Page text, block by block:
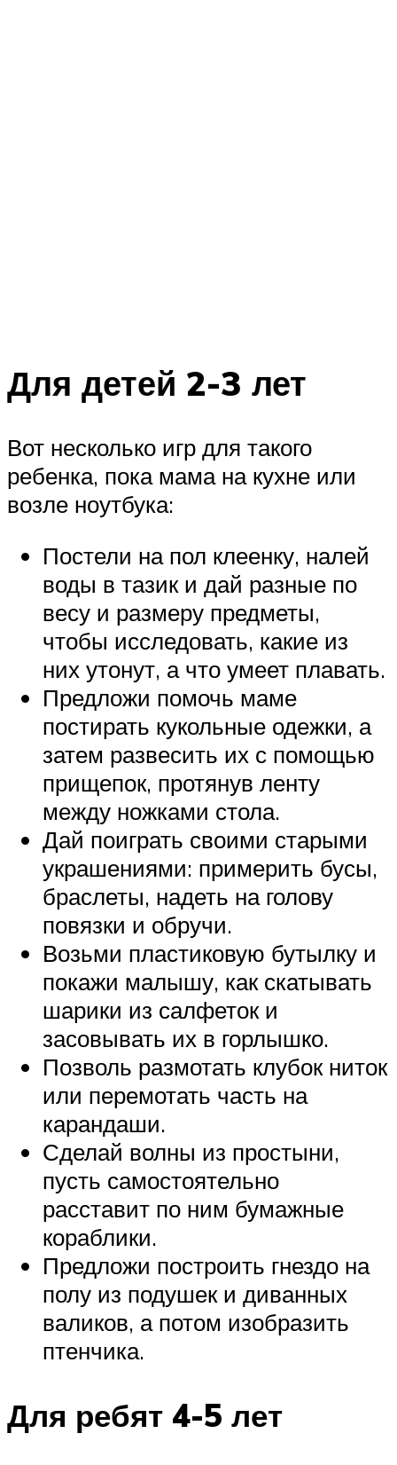
Для детей 2-3 лет
Вот несколько игр для такого
ребенка, пока мама на кухне или
возле ноутбука:
Постели на пол клеенку, налей
воды в тазик и дай разные по
весу и размеру предметы,
чтобы исследовать, какие из
них утонут, а что умеет плавать.
Предложи помочь маме
постирать кукольные одежки, а
затем развесить их с помощью
прищепок, протянув ленту
между ножками стола.
Дай поиграть своими старыми
украшениями: примерить бусы,
браслеты, надеть на голову
повязки и обручи.
Возьми пластиковую бутылку и
покажи малышу, как скатывать
шарики из салфеток и
засовывать их в горлышко.
Позволь размотать клубок ниток
или перемотать часть на
карандаши.
Сделай волны из простыни,
пусть самостоятельно
расставит по ним бумажные
кораблики.
Предложи построить гнездо на
полу из подушек и диванных
валиков, а потом изобразить
птенчика.
Для ребят 4-5 лет